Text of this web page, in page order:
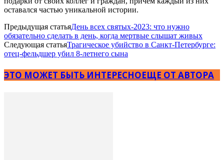
оставался частью уникальной истории.
Предыдущая статьяДень всех святых-2023: что нужно
обязательно сделать в день, когда мертвые слышат живых
Следующая статьяТрагическое убийство в Санкт-Петербурге:
отец-фельдшер убил 8-летнего сына
ЭТО МОЖЕТ БЫТЬ ИНТЕРЕСНОЕЩЕ ОТ АВТОРА